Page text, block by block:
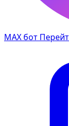
MAX бот